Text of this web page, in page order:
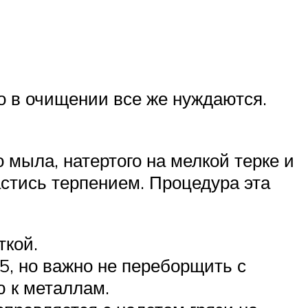
в очищении все же нуждаются.
натертого на мелкой терке и
терпением. Процедура эта
но важно не переборщить с
к металлам.